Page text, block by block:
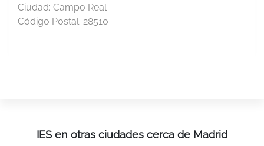
Ciudad: Campo Real
Código Postal: 28510
IES en otras ciudades cerca de Madrid